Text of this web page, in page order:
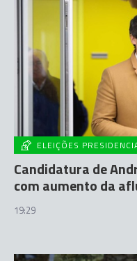
ELEIÇÕES
Candidatura de
com aumento da
19:29